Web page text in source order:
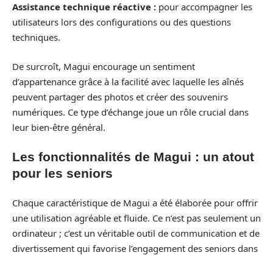
Assistance technique réactive : pour accompagner les
utilisateurs lors des configurations ou des questions
techniques.
De surcroît, Magui encourage un sentiment
d’appartenance grâce à la facilité avec laquelle les aînés
peuvent partager des photos et créer des souvenirs
numériques. Ce type d’échange joue un rôle crucial dans
leur bien-être général.
Les fonctionnalités de Magui : un atout
pour les seniors
Chaque caractéristique de Magui a été élaborée pour offrir
une utilisation agréable et fluide. Ce n’est pas seulement un
ordinateur ; c’est un véritable outil de communication et de
divertissement qui favorise l’engagement des seniors dans